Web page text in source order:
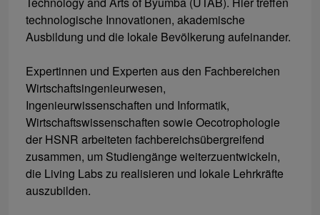
technologische Innovationen, akademische
Ausbildung und die lokale Bevölkerung aufeinander.
Expertinnen und Experten aus den Fachbereichen
Wirtschaftsingenieurwesen,
Ingenieurwissenschaften und Informatik,
Wirtschaftswissenschaften sowie Oecotrophologie
der HSNR arbeiteten fachbereichsübergreifend
zusammen, um Studiengänge weiterzuentwickeln,
die Living Labs zu realisieren und lokale Lehrkräfte
auszubilden.